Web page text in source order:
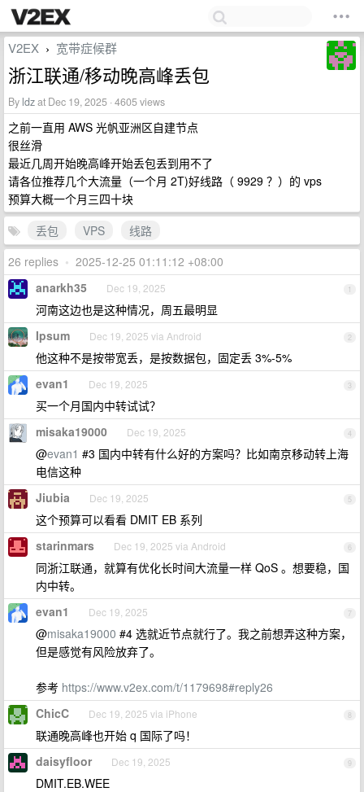
V2EX › 宽带症候群
浙江联通/移动晚高峰丢包
By ldzat Dec 19, 2025 · 4605 views
之前一直用 AWS 光帆亚洲区自建节点
很丝滑
最近几周开始晚高峰开始丢包丢到用不了
请各位推荐几个大流量（一个月 2T)好线路（ 9929 ？）的 vps
预算大概一个月三四十块
丢包
VPS
线路
26 replies • 2025-12-25 01:11:12 +08:00
1
anarkh35 Dec 19, 2025
河南这边也是这种情况，周五最明显
2
Ipsum Dec 19, 2025 via Android
他这种不是按带宽丢，是按数据包，固定丢 3%-5%
3
evan1 Dec 19, 2025
买一个月国内中转试试？
4
misaka19000 Dec 19, 2025
@evan1 #3 国内中转有什么好的方案吗？比如南京移动转上海
电信这种
5
Jiubia Dec 19, 2025
这个预算可以看看 DMIT EB 系列
6
starinmars Dec 19, 2025 via Android
同浙江联通，就算有优化长时间大流量一样 QoS 。想要稳，国
内中转。
7
evan1 Dec 19, 2025
@misaka19000 #4 选就近节点就行了。我之前想弄这种方案，
但是感觉有风险放弃了。
参考 https://www.v2ex.com/t/1179698#reply26
8
ChicC Dec 19, 2025 via iPhone
联通晚高峰也开始 q 国际了吗！
9
daisyfloor Dec 19, 2025
DMIT.EB.WEE